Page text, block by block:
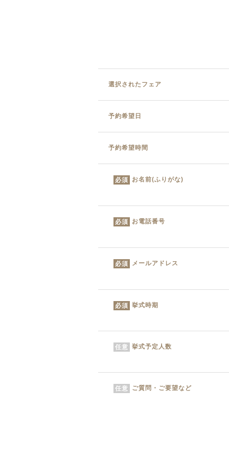
選択されたフェア
予約希望日
予約希望時間
必須 お名前(ふりがな)
必須 お電話番号
必須 メールアドレス
必須 挙式時期
任意 挙式予定人数
任意 ご質問・ご要望など